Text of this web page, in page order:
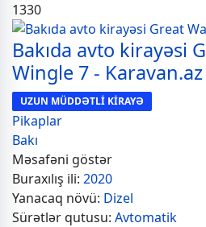
1330
Bakıda avto kirayəsi
Wingle 7 - Karavan.az
UZUN MÜDDƏTLİ KİRAYƏ
Pikaplar
Bakı
Məsafəni göstər
Buraxılış ili: 2020
Yanacaq növü: Dizel
Sürətlər qutusu: Avtomatik